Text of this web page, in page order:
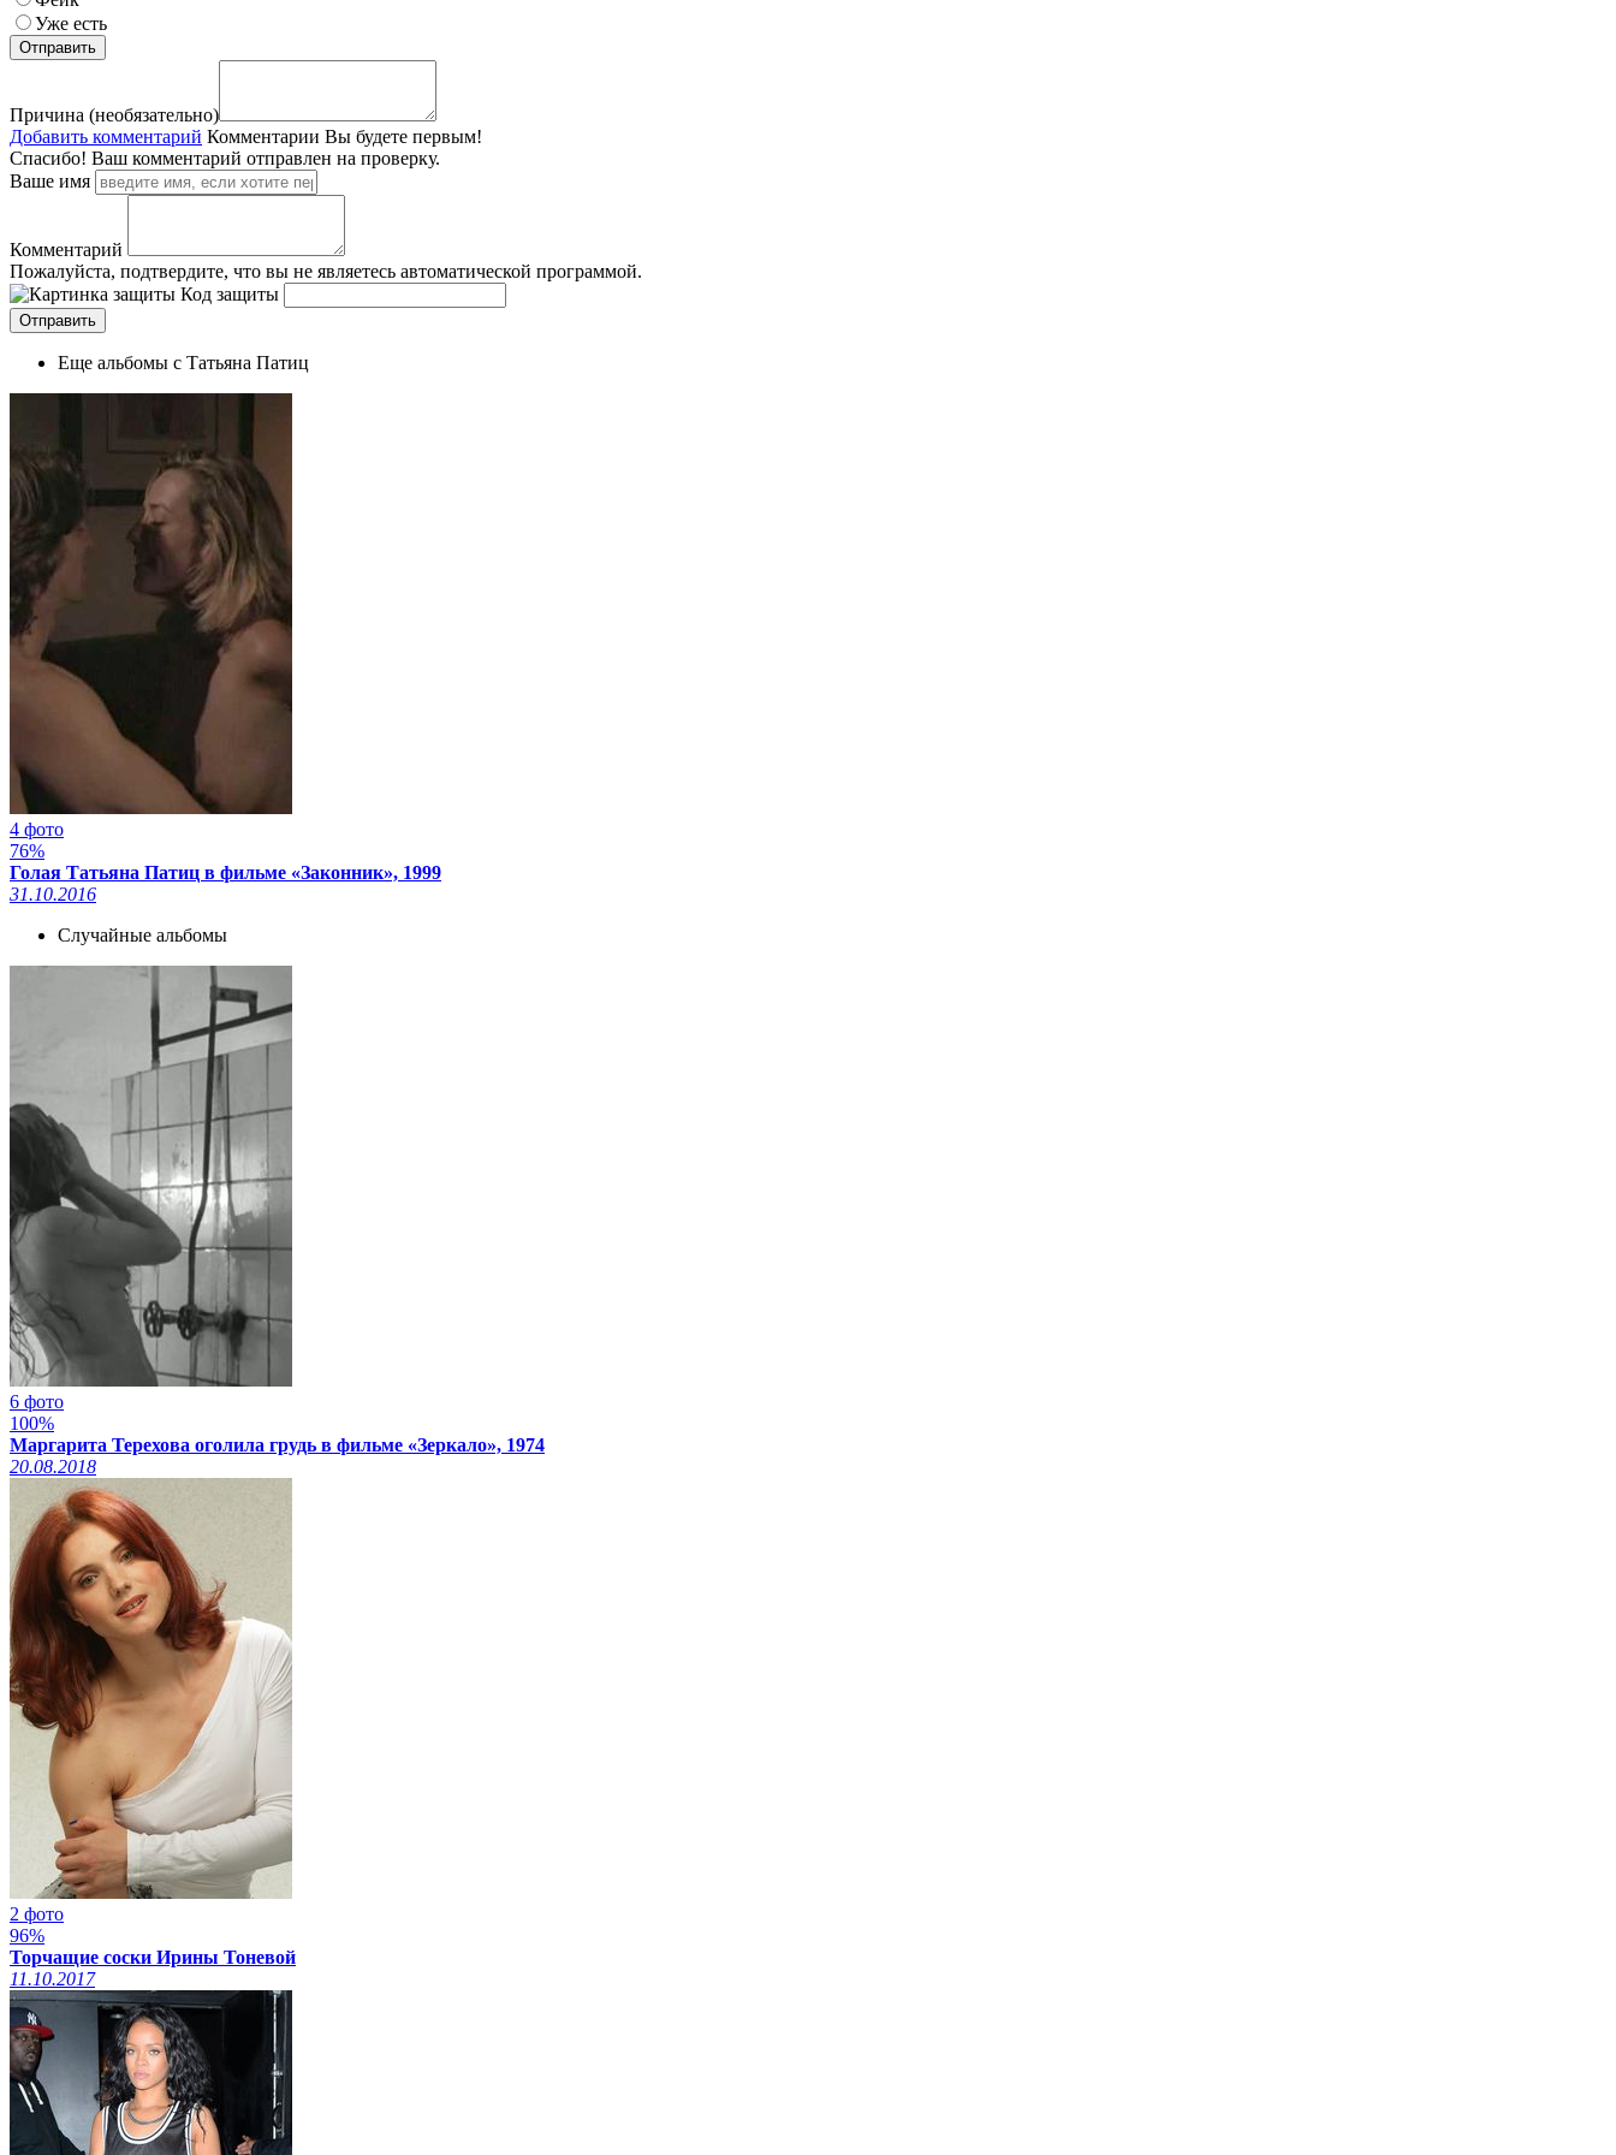
Уже есть
Причина (необязательно)
Добавить комментарий Комментарии Вы будете первым!
Спасибо! Ваш комментарий отправлен на проверку.
Ваше имя
Комментарий
Пожалуйста, подтвердите, что вы не являетесь автоматической программой.
Код защиты
Еще альбомы с Татьяна Патиц
4 фото
76%
Голая Татьяна Патиц в фильме «Законник», 1999
31.10.2016
Случайные альбомы
6 фото
100%
Маргарита Терехова оголила грудь в фильме «Зеркало», 1974
20.08.2018
2 фото
96%
Торчащие соски Ирины Тоневой
11.10.2017